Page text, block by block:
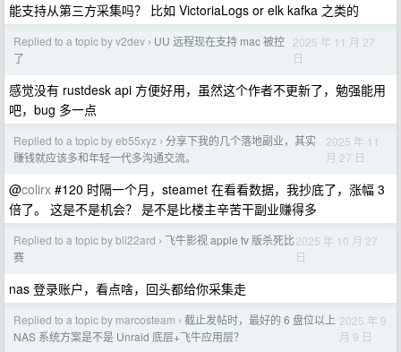
能支持从第三方采集吗？ 比如 VictoriaLogs or elk kafka 之类的
Replied to a topic by v2dev › UU 远程现在支持 mac 被控
了
2025 年 11 月 27
日
感觉没有 rustdesk api 方便好用，虽然这个作者不更新了，勉强能用
吧，bug 多一点
Replied to a topic by eb55xyz › 分享下我的几个落地副业，其实
赚钱就应该多和年轻一代多沟通交流。
2025 年 11
月 27 日
@colirx #120 时隔一个月，steamet 在看看数据，我抄底了，涨幅 3
倍了。 这是不是机会？ 是不是比楼主辛苦干副业赚得多
Replied to a topic by bli22ard › 飞牛影视 apple tv 版杀死比
赛
2025 年 10 月 27
日
nas 登录账户，看点啥，回头都给你采集走
Replied to a topic by marcosteam › 截止发帖时，最好的 6 盘位以上
NAS 系统方案是不是 Unraid 底层+飞牛应用层？
2025 年 9
月 9 日